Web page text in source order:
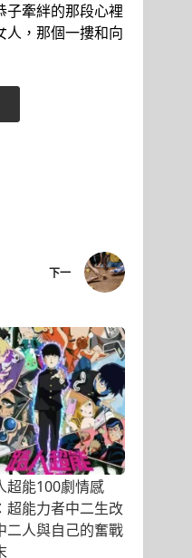
子牽絆的那段心裡
人，那個一摟和向
下一
超能100劇情感
超能力者中二生改
二人與自己的奮戰